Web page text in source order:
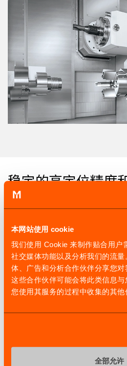
本网站使用 cookie
我们使用 Cookie 来制作贴合用户
社交媒体功能以及分析我们的流
体、广告和分析合作伙伴分享您对
这些合作伙伴可能会将此类信息
您使用其服务的过程中收集的其他
全部允许
稳定的高定位精度
铣削主轴刀塔（B轴）由高精度分
刀塔式车削中心同等的高分度精
1: |180°
2: |30°
3: |10°